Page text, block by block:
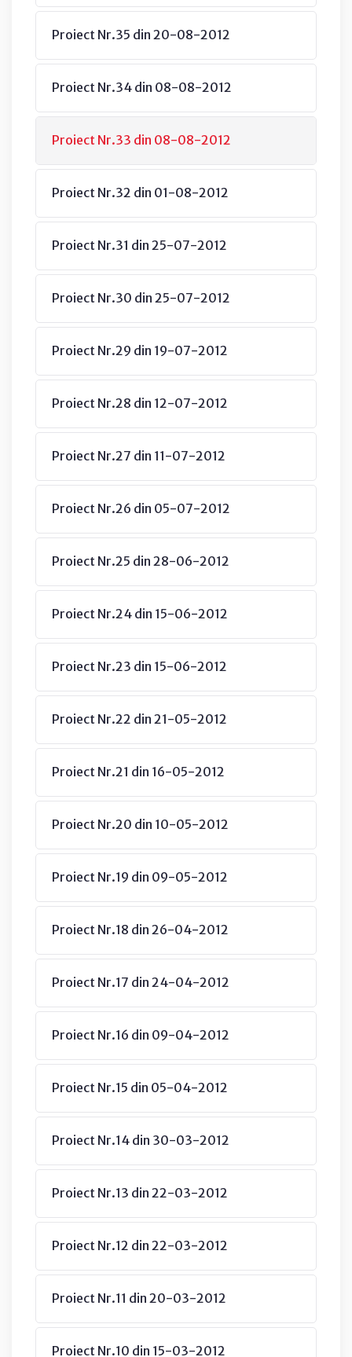
Proiect Nr.35 din 20-08-2012
Proiect Nr.34 din 08-08-2012
Proiect Nr.33 din 08-08-2012
Proiect Nr.32 din 01-08-2012
Proiect Nr.31 din 25-07-2012
Proiect Nr.30 din 25-07-2012
Proiect Nr.29 din 19-07-2012
Proiect Nr.28 din 12-07-2012
Proiect Nr.27 din 11-07-2012
Proiect Nr.26 din 05-07-2012
Proiect Nr.25 din 28-06-2012
Proiect Nr.24 din 15-06-2012
Proiect Nr.23 din 15-06-2012
Proiect Nr.22 din 21-05-2012
Proiect Nr.21 din 16-05-2012
Proiect Nr.20 din 10-05-2012
Proiect Nr.19 din 09-05-2012
Proiect Nr.18 din 26-04-2012
Proiect Nr.17 din 24-04-2012
Proiect Nr.16 din 09-04-2012
Proiect Nr.15 din 05-04-2012
Proiect Nr.14 din 30-03-2012
Proiect Nr.13 din 22-03-2012
Proiect Nr.12 din 22-03-2012
Proiect Nr.11 din 20-03-2012
Proiect Nr.10 din 15-03-2012